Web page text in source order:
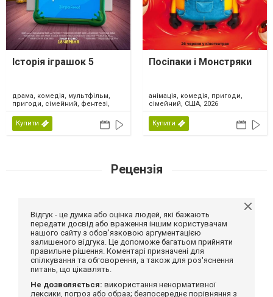
Історія іграшок 5
драма, комедія, мультфільм,
пригоди, сімейний, фентезі,
США, 2026
Купити
Посіпаки і Монстряки
анімація, комедія, пригоди,
сімейний, США, 2026
Купити
Рецензія
Відгук - це думка або оцінка людей, які бажають
передати досвід або враження іншим користувачам
нашого сайту з обов'язковою аргументацією
залишеного відгука. Це допоможе багатьом прийняти
правильне рішення. Коментарі призначені для
спілкування та обговорення, а також для роз'яснення
питань, що цікавлять.
Не дозволяється: використання ненормативної
лексики, погроз або образ; безпосереднє порівняння з